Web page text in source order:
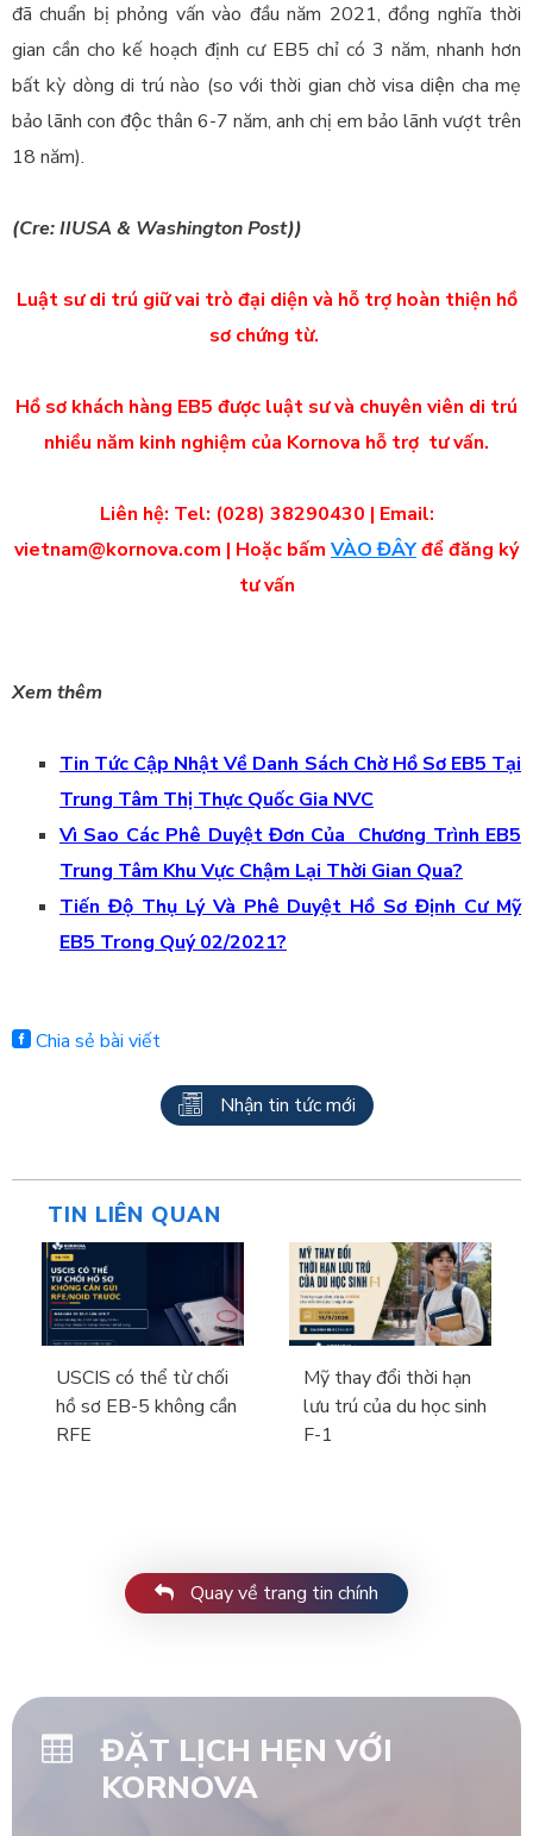
đã chuẩn bị phỏng vấn vào đầu năm 2021, đồng nghĩa thời
gian cần cho kế hoạch định cư EB5 chỉ có 3 năm, nhanh hơn
bất kỳ dòng di trú nào (so với thời gian chờ visa diện cha mẹ
bảo lãnh con độc thân 6-7 năm, anh chị em bảo lãnh vượt trên
18 năm).
(Cre: IIUSA & Washington Post))
Luật sư di trú giữ vai trò đại diện và hỗ trợ hoàn thiện hồ
sơ chứng từ.
Hồ sơ khách hàng EB5 được luật sư và chuyên viên di trú
nhiều năm kinh nghiệm của Kornova hỗ trợ tư vấn.
Liên hệ: Tel: (028) 38290430 | Email:
vietnam@kornova.com | Hoặc bấm VÀO ĐÂYđể đăng ký
tư vấn
Xem thêm
Tin Tức Cập Nhật Về Danh Sách Chờ Hồ Sơ EB5 Tại
Trung Tâm Thị Thực Quốc Gia NVC
Vì Sao Các Phê Duyệt Đơn Của Chương Trình EB5
Trung Tâm Khu Vực Chậm Lại Thời Gian Qua?
Tiến Độ Thụ Lý Và Phê Duyệt Hồ Sơ Định Cư Mỹ
EB5 Trong Quý 02/2021?
Chia sẻ bài viết
Nhận tin tức mới
TIN LIÊN QUAN
USCIS có thể từ chối
hồ sơ EB-5 không cần
RFE
Mỹ thay đổi thời hạn
lưu trú của du học sinh
F-1
Quay về trang tin chính
ĐẶT LỊCH HẸN VỚI
KORNOVA